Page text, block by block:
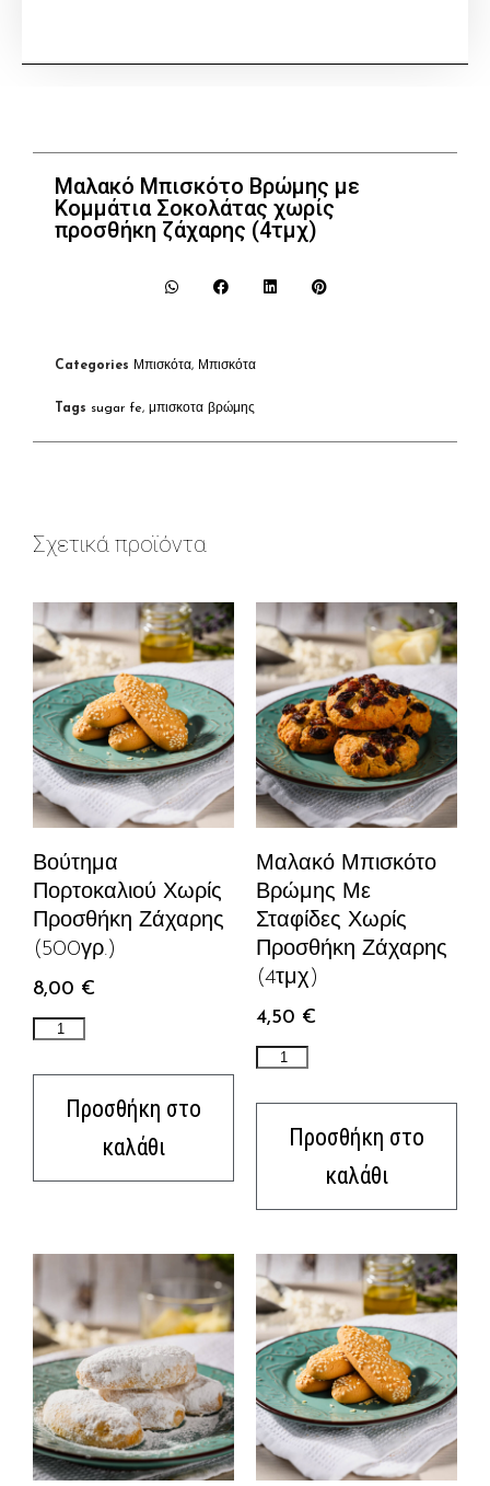
Μαλακό Μπισκότο Βρώμης με
Κομμάτια Σοκολάτας χωρίς
προσθήκη ζάχαρης (4τμχ)
Categories Μπισκότα, Μπισκότα
Tags sugar fe, μπισκοτα βρώμης
Σχετικά προϊόντα
Βούτημα
Πορτοκαλιού Χωρίς
Προσθήκη Ζάχαρης
(500γρ.)
8,00 €
Προσθήκη στο
καλάθι
Μαλακό Μπισκότο
Βρώμης Με
Σταφίδες Χωρίς
Προσθήκη Ζάχαρης
(4τμχ)
4,50 €
Προσθήκη στο
καλάθι